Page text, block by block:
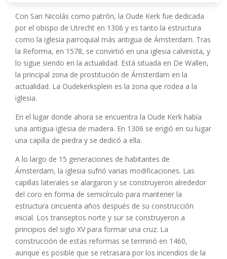
Con San Nicolás como patrón, la Oude Kerk fue dedicada
por el obispo de Utrecht en 1306 y es tanto la estructura
como la iglesia parroquial más antigua de Ámsterdam. Tras
la Reforma, en 1578, se convirtió en una iglesia calvinista, y
lo sigue siendo en la actualidad. Está situada en De Wallen,
la principal zona de prostitución de Ámsterdam en la
actualidad. La Oudekerksplein es la zona que rodea a la
iglesia.
En el lugar donde ahora se encuentra la Oude Kerk había
una antigua iglesia de madera. En 1306 se erigió en su lugar
una capilla de piedra y se dedicó a ella.
A lo largo de 15 generaciones de habitantes de
Ámsterdam, la iglesia sufrió varias modificaciones. Las
capillas laterales se alargaron y se construyeron alrededor
del coro en forma de semicírculo para mantener la
estructura cincuenta años después de su construcción
inicial. Los transeptos norte y sur se construyeron a
principios del siglo XV para formar una cruz. La
construcción de estas reformas se terminó en 1460,
aunque es posible que se retrasara por los incendios de la